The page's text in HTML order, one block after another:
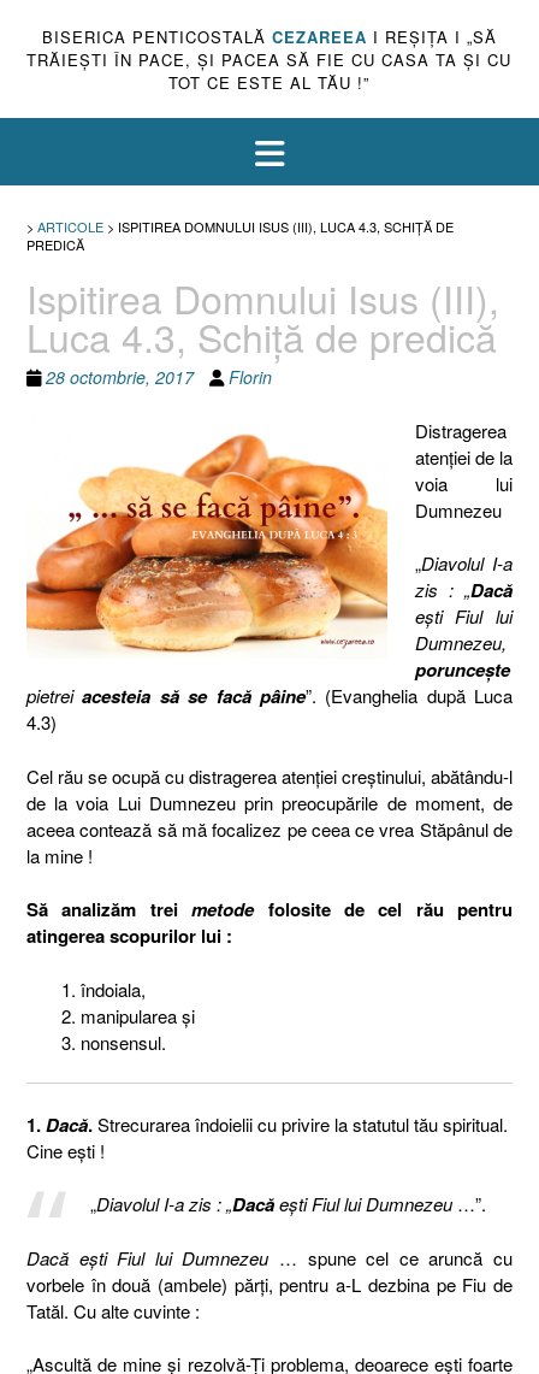
BISERICA PENTICOSTALĂ CEZAREEA I REŞIŢA I „SĂ
TRĂIEŞTI ÎN PACE, ŞI PACEA SĂ FIE CU CASA TA ŞI CU
TOT CE ESTE AL TĂU !”
> ARTICOLE > ISPITIREA DOMNULUI ISUS (III), LUCA 4.3, SCHIŢĂ DE
PREDICĂ
Ispitirea Domnului Isus (III),
Luca 4.3, Schiţă de predică
28 octombrie, 2017 Florin
Distragerea
atenţiei de la
voia lui
Dumnezeu
„Diavolul I-a
zis : „Dacă
eşti Fiul lui
Dumnezeu,
porunceşte
pietreiacesteia să se facă pâine”. (Evanghelia după Luca
4.3)
Cel rău se ocupă cu distragerea atenţiei creştinului, abătându-l
de la voia Lui Dumnezeu prin preocupările de moment, de
aceea contează să mă focalizez pe ceea ce vrea Stăpânul de
la mine !
Să analizăm treimetodefolosite de cel rău pentru
atingerea scopurilor lui :
îndoiala,
manipularea şi
nonsensul.
1.Dacă.Strecurarea îndoielii cu privire la statutul tău spiritual.
Cine eşti !
„Diavolul I-a zis : „Dacăeşti Fiul lui Dumnezeu…”.
Dacă eşti Fiul lui Dumnezeu … spune cel ce aruncă cu
vorbele în două (ambele) părţi, pentru a-L dezbina pe Fiu de
Tatăl. Cu alte cuvinte :
„Ascultă de mine şi rezolvă-Ţi problema, deoarece eşti foarte